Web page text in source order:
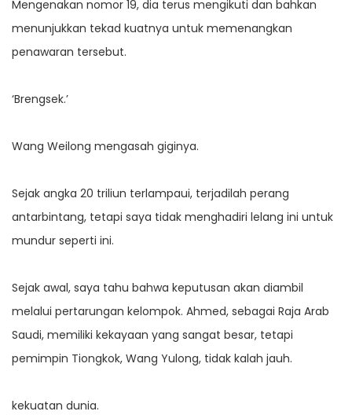
Mengenakan nomor 19, dia terus mengikuti dan bahkan
menunjukkan tekad kuatnya untuk memenangkan
penawaran tersebut.
‘Brengsek.’
Wang Weilong mengasah giginya.
Sejak angka 20 triliun terlampaui, terjadilah perang
antarbintang, tetapi saya tidak menghadiri lelang ini untuk
mundur seperti ini.
Sejak awal, saya tahu bahwa keputusan akan diambil
melalui pertarungan kelompok. Ahmed, sebagai Raja Arab
Saudi, memiliki kekayaan yang sangat besar, tetapi
pemimpin Tiongkok, Wang Yulong, tidak kalah jauh.
kekuatan dunia.